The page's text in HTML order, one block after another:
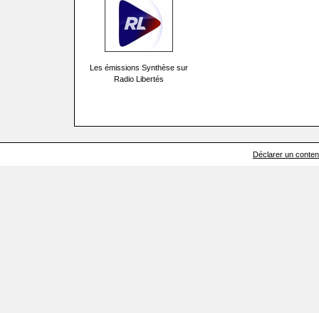
Les émissions Synthèse sur
Radio Libertés
Déclarer un